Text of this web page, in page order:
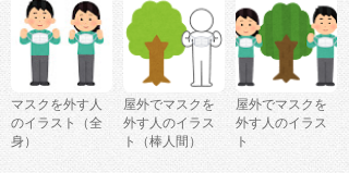
マスクを外す人
のイラスト（全
身）
屋外でマスクを
外す人のイラス
ト（棒人間）
屋外でマスクを
外す人のイラス
ト